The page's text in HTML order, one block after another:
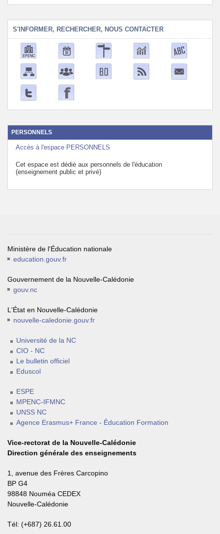
S'INFORMER, RECHERCHER, NOUS CONTACTER
PERSONNELS
Accès à l'espace PERSONNELS
Cet espace est dédié aux personnels de l'éducation
(enseignement public et privé)
Ministère de l'Éducation nationale
education.gouv.fr
Gouvernement de la Nouvelle-Calédonie
gouv.nc
L'État en Nouvelle-Calédonie
nouvelle-caledonie.gouv.fr
Université de la NC
CIO - NC
Le bulletin officiel
Eduscol
ESPE
MPENC-IFMNC
UNSS NC
Agence Erasmus+ France - Éducation Formation
Vice-rectorat de la Nouvelle-Calédonie
Direction générale des enseignements
1, avenue des Frères Carcopino
BP G4
98848 Nouméa CEDEX
Nouvelle-Calédonie
Tél: (+687) 26.61.00